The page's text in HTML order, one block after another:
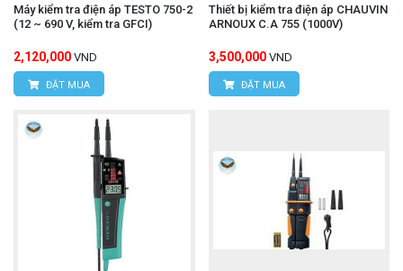
Máy kiểm tra điện áp TESTO 750-2
(12 ~ 690 V, kiểm tra GFCI)
2,120,000 VND
ĐẶT MUA
Thiết bị kiểm tra điện áp CHAUVIN
ARNOUX C.A 755 (1000V)
3,500,000 VND
ĐẶT MUA